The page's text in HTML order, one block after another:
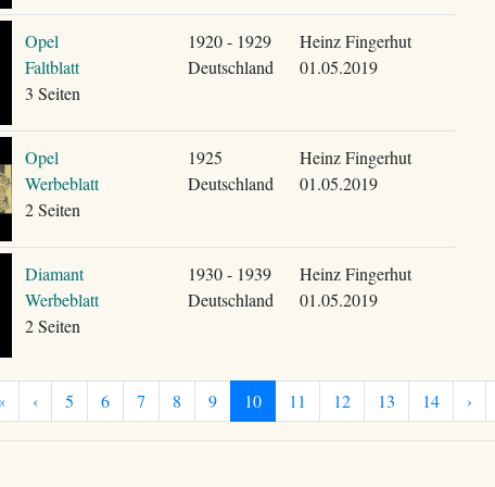
Opel
Faltblatt
3 Seiten
1920 - 1929
Deutschland
Heinz Fingerhut
01.05.2019
Opel
Werbeblatt
2 Seiten
1925
Deutschland
Heinz Fingerhut
01.05.2019
Diamant
Werbeblatt
2 Seiten
1930 - 1939
Deutschland
Heinz Fingerhut
01.05.2019
‹ 5 6 7 8 9 10 11 12 13 14 ›